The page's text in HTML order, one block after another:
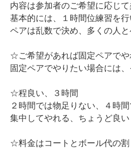
内容は参加者のご希望に応じ
基本的には、１時間位練習を
ペアは乱数で決め、多くの人
☆ご希望があれば固定ペアでや
固定ペアでやりたい場合には
☆程良い、３時間
２時間では物足りない、４時間
集中してやれる、ちょうど良い
☆料金はコートとボール代の割